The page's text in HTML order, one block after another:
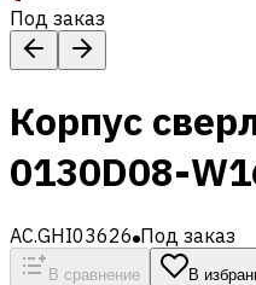
Под заказ
Корпус
0130D08-
AC.GHI03626 Под заказ
В сравнение В